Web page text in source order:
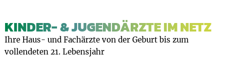
KINDER- & JUGENDÄRZTE IM NETZ
Ihre Haus- und Fachärzte von der Geburt bis zum
vollendeten 21. Lebensjahr